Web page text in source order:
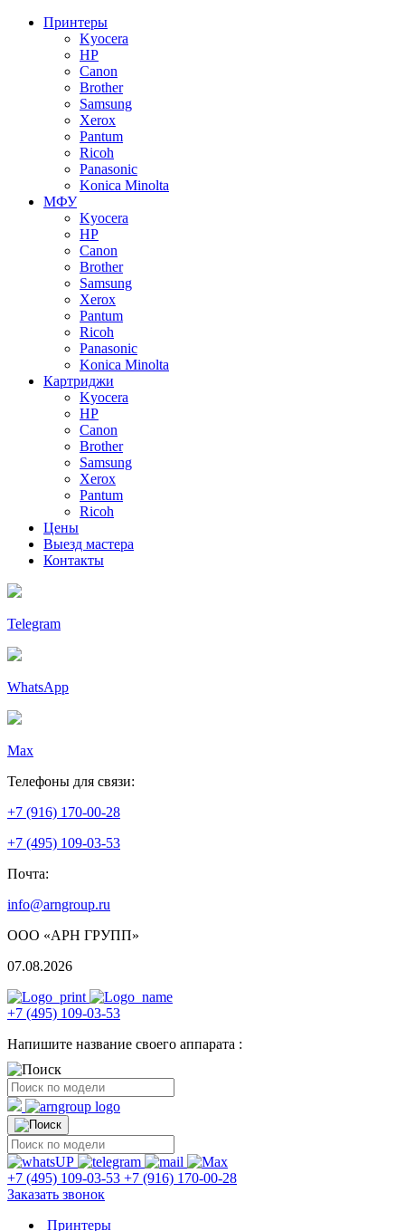
Принтеры
Kyocera
HP
Canon
Brother
Samsung
Xerox
Pantum
Ricoh
Panasonic
Konica Minolta
МФУ
Kyocera
HP
Canon
Brother
Samsung
Xerox
Pantum
Ricoh
Panasonic
Konica Minolta
Картриджи
Kyocera
HP
Canon
Brother
Samsung
Xerox
Pantum
Ricoh
Цены
Выезд мастера
Контакты
Telegram
WhatsApp
Max
Телефоны для связи:
+7 (916) 170-00-28
+7 (495) 109-03-53
Почта:
info@arngroup.ru
ООО «АРН ГРУПП»
07.08.2026
+7 (495) 109-03-53
Напишите название своего аппарата :
+7 (495) 109-03-53 +7 (916) 170-00-28
Заказать звонок
Принтеры